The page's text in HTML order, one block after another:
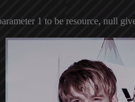
1 to be resource, null